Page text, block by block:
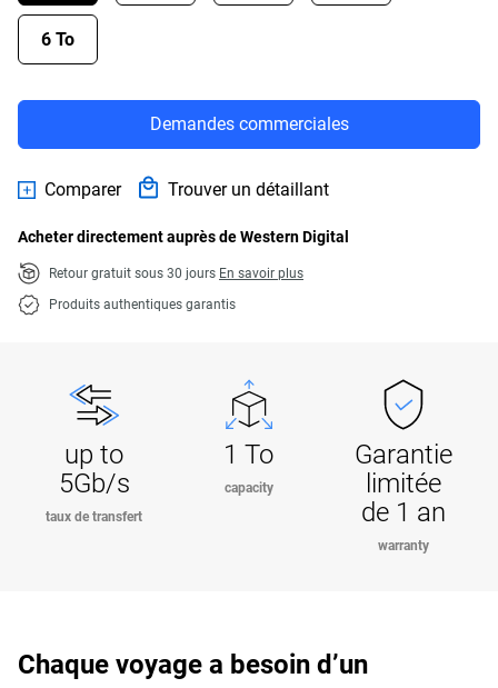
6 To
Demandes commerciales
Comparer Trouver un détaillant
Acheter directement auprès de Western Digital
Retour gratuit sous 30 jours En savoir plus
Produits authentiques garantis
up to
5Gb/s
taux de transfert
1 To
capacity
Garantie
limitée
de 1 an
warranty
Chaque voyage a besoin d’un